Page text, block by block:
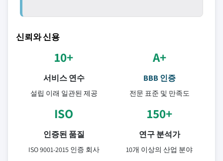
신뢰와 신용
10+
서비스 연수
설립 이래 일관된 제공
A+
BBB 인증
전문 표준 및 만족도
ISO
인증된 품질
ISO 9001-2015 인증 회사
150+
연구 분석가
10개 이상의 산업 분야